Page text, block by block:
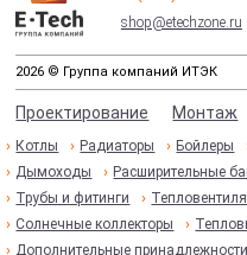
shop@etechzone.ru
2026 © Группа компаний ИТЭК
Проектирование Монтаж
Котлы Радиаторы Бойлеры
Дымоходы
Расширительные
Трубы и фитинги
Солнечные коллекторы
Дополнительные принадлежности